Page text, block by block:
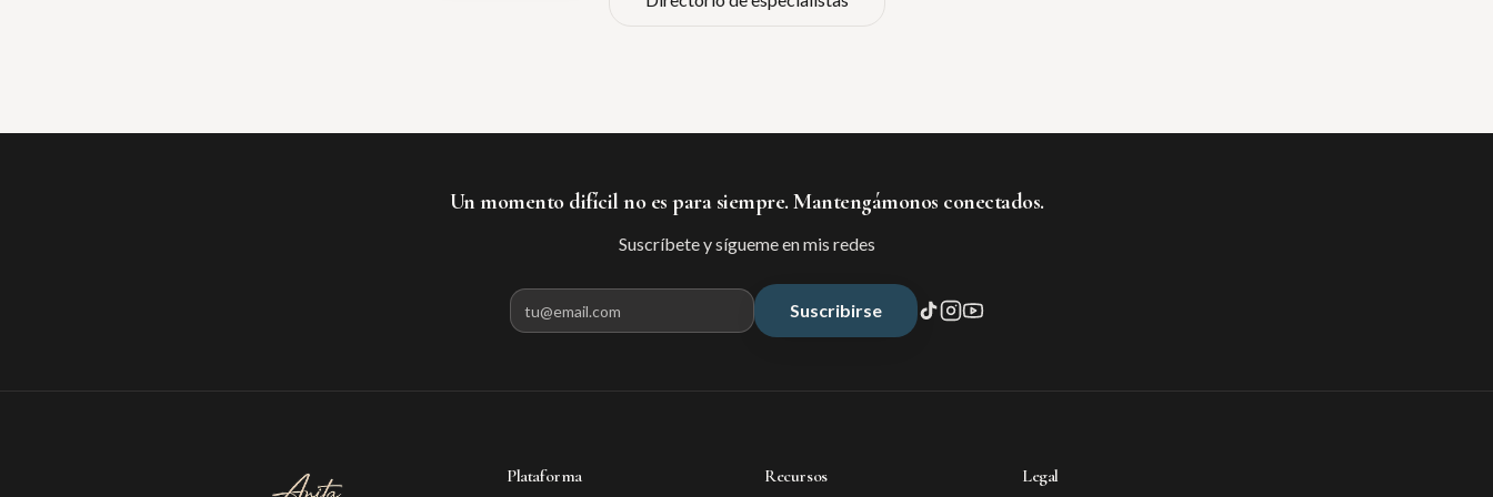
Un momento difícil no es para siempre. Mantengámonos conectados.
Suscríbete y sígueme en mis redes
Correo electrónico para suscribirte al boletín
Suscribirse
Plataforma Recursos Legal